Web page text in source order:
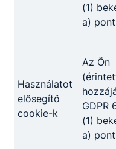
(1)
a) pont
Használatot
elősegítő
cookie-k
Az Ön
GDPR
(1)
a) pont